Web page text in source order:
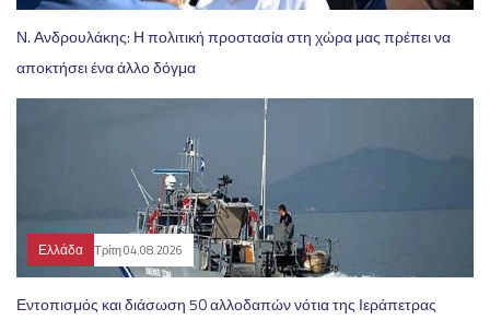
Ν. Ανδρουλάκης: Η πολιτική προστασία στη χώρα μας πρέπει να
αποκτήσει ένα άλλο δόγμα
Ελλάδα Τρίτη 04.08.2026
Εντοπισμός και διάσωση 50 αλλοδαπών νότια της Ιεράπετρας